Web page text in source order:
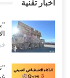
اخبار تقنية